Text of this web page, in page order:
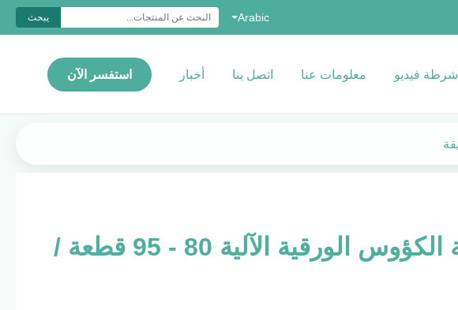
Arabic يبحث
أشرطة فيديو معلومات عنا اتصل بنا أخبار استفسر الآن
آلة طباعة الكؤوس الورقية الآلية 80 - 95 قطعة /